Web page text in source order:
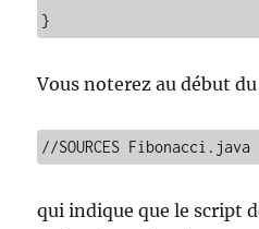
}
Vous noterez au début
//SOURCES Fibonacci.java
qui indique que le script